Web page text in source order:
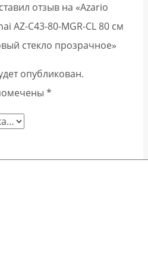
отзыв на «Azario
AZ-C43-80-MGR-CL 80 см
стекло прозрачное»
опубликован.
*